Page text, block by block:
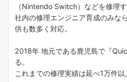
（Nintendo Switch）などを修理
社内の修理エンジニア育成のみな
供も数多く対応。
2018年 地元である鹿児島で『
る。
これまでの修理実績は延べ1万件以